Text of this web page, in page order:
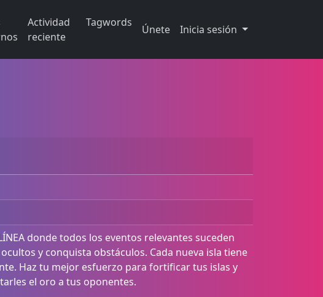
Actividad
reciente
Tagwords
Únete Inicia sesión
donde todos los eventos relevantes suceden
y conquista obstáculos. Cada nueva isla tiene
Haz tu mejor esfuerzo para fortificar tus islas y
el oro a tus oponentes.